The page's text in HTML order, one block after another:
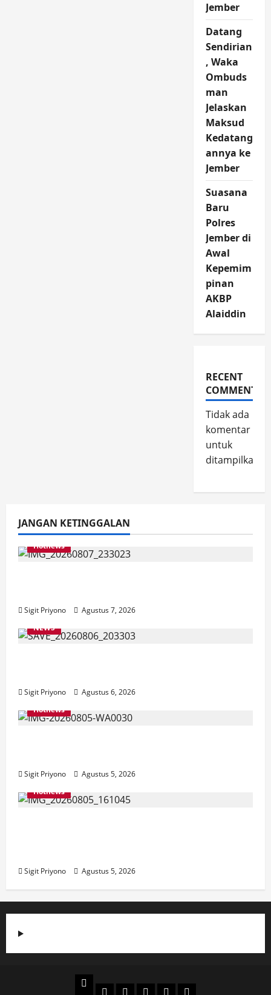
Jember
Datang
Sendirian
, Waka
Ombuds
man
Jelaskan
Maksud
Kedatang
annya ke
Jember
Suasana
Baru
Polres
Jember di
Awal
Kepemim
pinan
AKBP
Alaiddin
RECENT
COMMENTS
Tidak ada
komentar
untuk
ditampilkan.
JANGAN KETINGGALAN
Hotnews
Sigit Priyono
Agustus 7, 2026
NEWS
Sigit Priyono
Agustus 6, 2026
Hotnews
Sigit Priyono
Agustus 5, 2026
Hotnews
Sigit Priyono Agustus 5, 2026
Beranda
PolitikOtomotifEkonomiSosialtentang